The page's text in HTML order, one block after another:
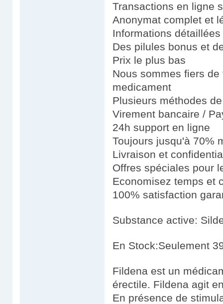
Transactions en ligne
Anonymat complet et
Informations
Des pilules bonus et
Prix le plus bas
Nous sommes fiers
medicament
Plusieurs méthodes
Virement bancaire /
24h support en ligne
Toujours jusqu'à 70%
Livraison et
Offres spéciales pour
Economisez temps et
100% satisfaction
Substance active:
En Stock:Seulement
Fildena est un
érectile. Fildena agit
En présence de